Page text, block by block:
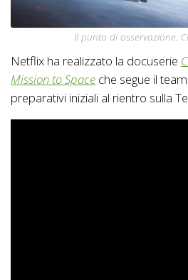
Il punto di osservazione.
Netflix ha realizzato la docuserie
Mission to Space che segue il
preparativi iniziali al rientro sulla